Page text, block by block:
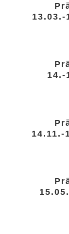
13.03.-
14.-
14.11.-